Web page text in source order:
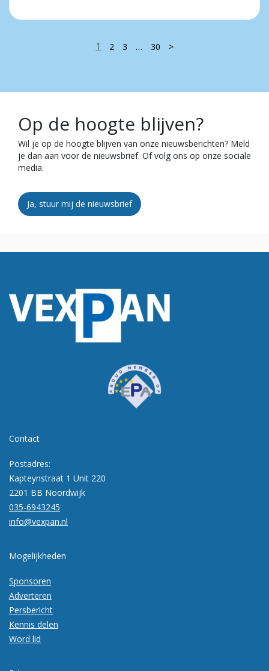
1 2 3 … 30 >
Op de hoogte blijven?
Wil je op de hoogte blijven van onze nieuwsberichten? Meld
je dan aan voor de nieuwsbrief. Of volg ons op onze sociale
media.
Ja, stuur mij de nieuwsbrief
Contact
Postadres:
Kapteynstraat 1 Unit 220
2201 BB Noordwijk
035-6943245
info@vexpan.nl
Mogelijkheden
Sponsoren
Adverteren
Persbericht
Kennis delen
Word lid